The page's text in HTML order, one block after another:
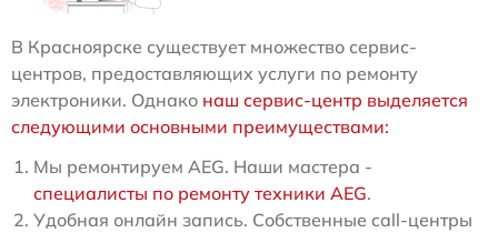
В Красноярске существует множество сервис-
центров, предоставляющих услуги по ремонту
электроники. Однако наш сервис-центр выделяется
следующими основными преимуществами:
Мы ремонтируем AEG. Наши мастера -
специалисты по ремонту техники AEG.
Удобная онлайн запись. Собственные call-центры